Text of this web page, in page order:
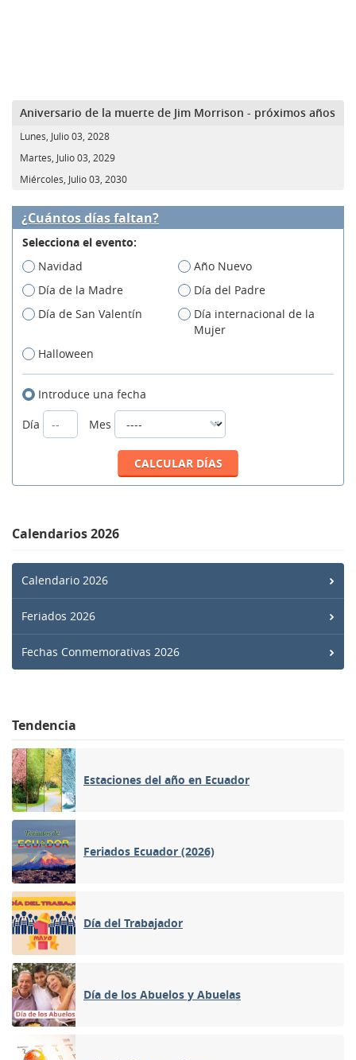
Aniversario de la muerte de Jim Morrison - próximos años
Lunes, Julio 03, 2028
Martes, Julio 03, 2029
Miércoles, Julio 03, 2030
¿Cuántos días faltan?
Selecciona el evento:
Navidad
Año Nuevo
Día de la Madre
Día del Padre
Día de San Valentín
Día internacional de la
Mujer
Halloween
Introduce una fecha
Día
Mes
Calendarios 2026
Calendario 2026
Feriados 2026
Fechas Conmemorativas 2026
Tendencia
Estaciones del año en Ecuador
Feriados Ecuador (2026)
Día del Trabajador
Día de los Abuelos y Abuelas